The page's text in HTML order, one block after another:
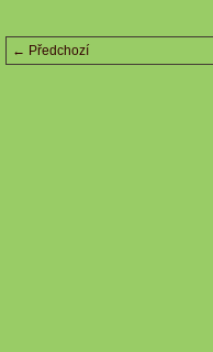
← Předchozí